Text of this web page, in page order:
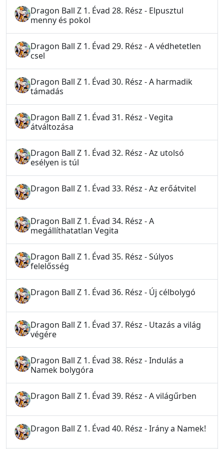
Dragon Ball Z 1. Évad 28. Rész - Elpusztul
menny és pokol
Dragon Ball Z 1. Évad 29. Rész - A védhetetlen
csel
Dragon Ball Z 1. Évad 30. Rész - A harmadik
támadás
Dragon Ball Z 1. Évad 31. Rész - Vegita
átváltozása
Dragon Ball Z 1. Évad 32. Rész - Az utolsó
esélyen is túl
Dragon Ball Z 1. Évad 33. Rész - Az erőátvitel
Dragon Ball Z 1. Évad 34. Rész - A
megállíthatatlan Vegita
Dragon Ball Z 1. Évad 35. Rész - Súlyos
felelősség
Dragon Ball Z 1. Évad 36. Rész - Új célbolygó
Dragon Ball Z 1. Évad 37. Rész - Utazás a világ
végére
Dragon Ball Z 1. Évad 38. Rész - Indulás a
Namek bolygóra
Dragon Ball Z 1. Évad 39. Rész - A világűrben
Dragon Ball Z 1. Évad 40. Rész - Irány a Namek!